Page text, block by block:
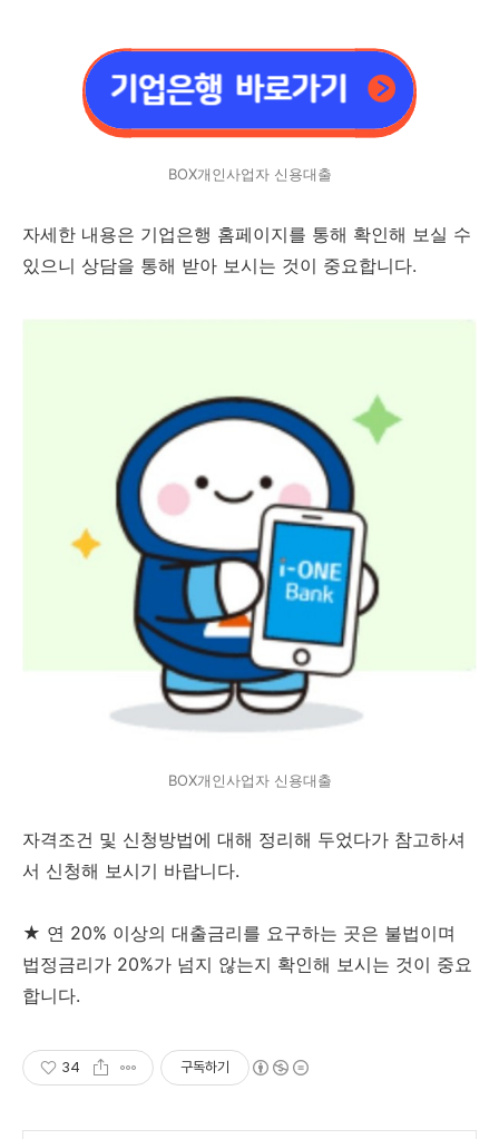
BOX개인사업자 신용대출
자세한 내용은 기업은행 홈페이지를 통해 확인해 보실 수
있으니 상담을 통해 받아 보시는 것이 중요합니다.
BOX개인사업자 신용대출
자격조건 및 신청방법에 대해 정리해 두었다가 참고하셔
서 신청해 보시기 바랍니다.
★ 연 20% 이상의 대출금리를 요구하는 곳은 불법이며
법정금리가 20%가 넘지 않는지 확인해 보시는 것이 중요
합니다.
34 구독하기